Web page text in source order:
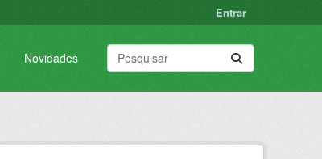
Entrar
Novidades